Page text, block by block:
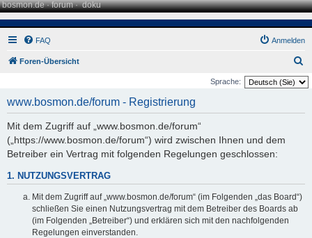
bosmon.de·forum·doku
FAQ Anmelden
Foren-Übersicht
u
Sprache:
www.bosmon.de/forum - Registrierung
Mit dem Zugriff auf „www.bosmon.de/forum“
(„https://www.bosmon.de/forum“) wird zwischen Ihnen und dem
Betreiber ein Vertrag mit folgenden Regelungen geschlossen:
1. NUTZUNGSVERTRAG
Mit dem Zugriff auf „www.bosmon.de/forum“ (im Folgenden „das Board“)
schließen Sie einen Nutzungsvertrag mit dem Betreiber des Boards ab
(im Folgenden „Betreiber“) und erklären sich mit den nachfolgenden
Regelungen einverstanden.